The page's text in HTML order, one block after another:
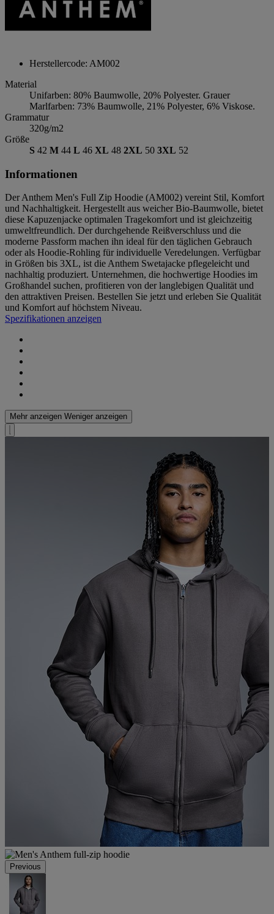
Herstellercode: AM002
Material
Unifarben: 80% Baumwolle, 20% Polyester. Grauer
Marlfarben: 73% Baumwolle, 21% Polyester, 6% Viskose.
Grammatur
320g/m2
Größe
S 42 M 44 L 46 XL 48 2XL 50 3XL 52
Informationen
Der Anthem Men's Full Zip Hoodie (AM002) vereint Stil, Komfort
und Nachhaltigkeit. Hergestellt aus weicher Bio-Baumwolle, bietet
diese Kapuzenjacke optimalen Tragekomfort und ist gleichzeitig
umweltfreundlich. Der durchgehende Reißverschluss und die
moderne Passform machen ihn ideal für den täglichen Gebrauch
oder als Hoodie-Rohling für individuelle Veredelungen. Verfügbar
in Größen bis 3XL, ist die Anthem Swetajacke pflegeleicht und
nachhaltig produziert. Unternehmen, die hochwertige Hoodies im
Großhandel suchen, profitieren von der langlebigen Qualität und
den attraktiven Preisen. Bestellen Sie jetzt und erleben Sie Qualität
und Komfort auf höchstem Niveau.
Spezifikationen anzeigen
Mehr anzeigen Weniger anzeigen
Previous